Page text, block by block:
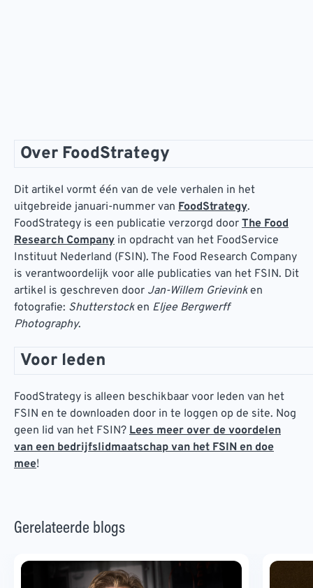
Over FoodStrategy
Dit artikel vormt één van de vele verhalen in het
uitgebreide januari-nummer van FoodStrategy.
FoodStrategy is een publicatie verzorgd door The Food
Research Company in opdracht van het FoodService
Instituut Nederland (FSIN). The Food Research Company
is verantwoordelijk voor alle publicaties van het FSIN. Dit
artikel is geschreven door Jan-Willem Grievinken
fotografie: Shutterstocken Eljee Bergwerff
Photography.
Voor leden
FoodStrategy is alleen beschikbaar voor leden van het
FSIN en te downloaden door in te loggen op de site. Nog
geen lid van het FSIN? Lees meer over de voordelen
van een bedrijfslidmaatschap van het FSIN en doe
mee!
Gerelateerde blogs